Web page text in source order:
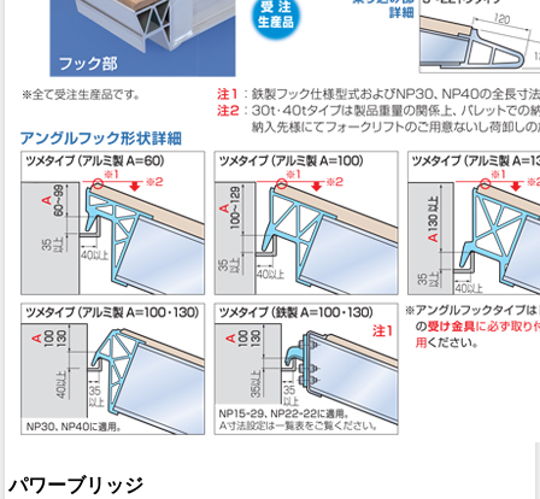
パワーブリッジ